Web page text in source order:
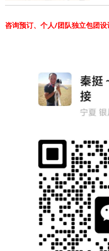
咨询预订、个人/团队独立包团